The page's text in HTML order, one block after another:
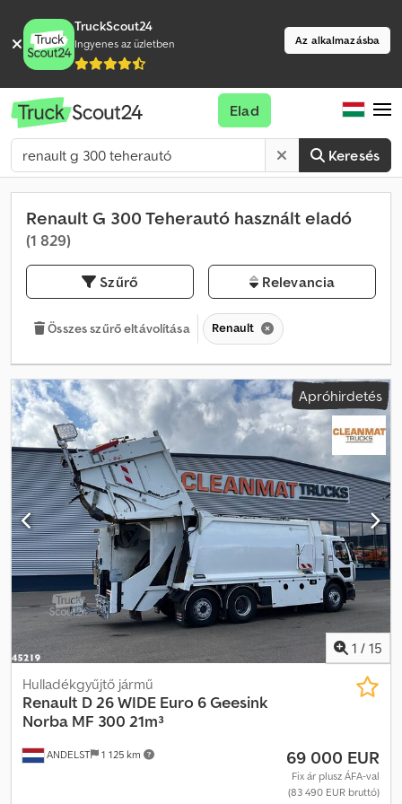
TruckScout24
Ingyenes az üzletben Az alkalmazásba
Keresés
Elad
Renault G 300 Teherautó használt eladó
(1 829)
Szűrő Relevancia
Összes szűrő eltávolítása Renault
Apróhirdetés
1 / 15
ANDELST 1 125 km
Hulladékgyűjtő jármű
Renault D 26 WIDE Euro 6 Geesink
Norba MF 300 21m³
69 000 EUR
Fix ár plusz ÁFA-val
(83 490 EUR bruttó)